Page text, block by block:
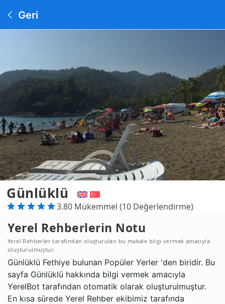
Geri
Günlüklü
3.80 Mükemmel (10 Değerlendirme)
Yerel Rehberlerin Notu
Yerel Rehberler tarafından oluşturulan bu makale bilgi vermek amacıyla
oluşturulmuştur.
Günlüklü Fethiye bulunan Popüler Yerler 'den biridir. Bu
sayfa Günlüklü hakkında bilgi vermek amacıyla
YerelBot tarafından otomatik olarak oluşturulmuştur.
En kısa sürede Yerel Rehber ekibimiz tarafında